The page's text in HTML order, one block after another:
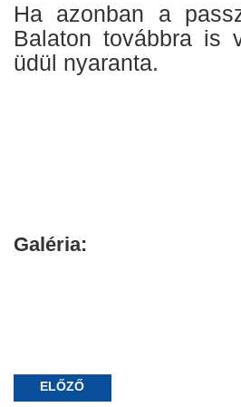
Ha azonban a
Balaton továbbra is
üdül nyaranta.
Galéria:
ELŐZŐ